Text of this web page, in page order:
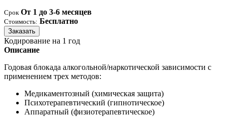
Срок От 1 до 3-6 месяцев
Стоимость: Бесплатно
Заказать
Кодирование на 1 год
Описание
Годовая блокада алкогольной/наркотической зависимости с
применением трех методов:
Медикаментозный (химическая защита)
Психотерапевтический (гипнотическое)
Аппаратный (физиотерапевтическое)